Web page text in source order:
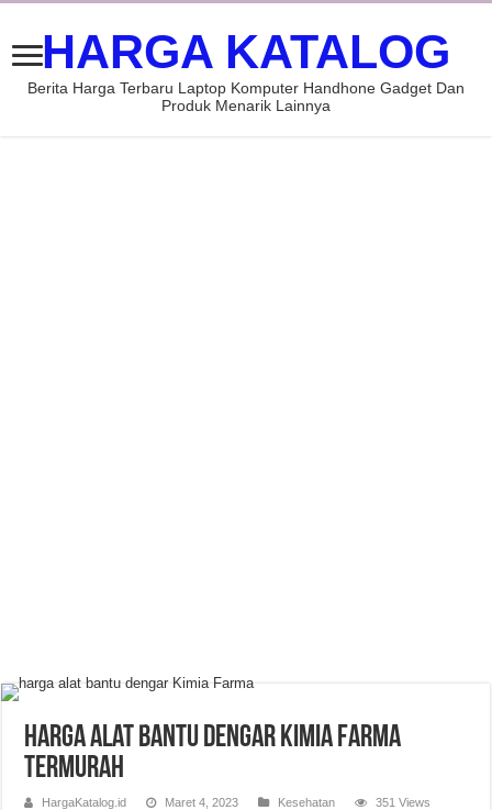
HARGA KATALOG
Berita Harga Terbaru Laptop Komputer Handhone Gadget Dan
Produk Menarik Lainnya
Harga Alat Bantu Dengar Kimia Farma
Termurah
HargaKatalog.id Maret 4, 2023 Kesehatan 351 Views